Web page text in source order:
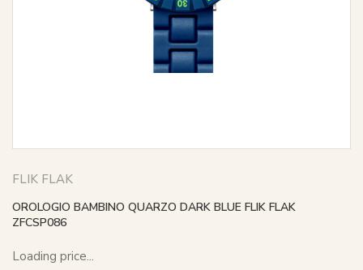
FLIK FLAK
OROLOGIO BAMBINO QUARZO DARK BLUE FLIK FLAK
ZFCSP086
Loading price...